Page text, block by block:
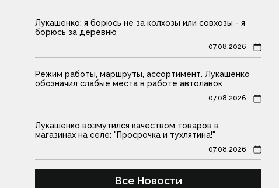
Лукашенко: я борюсь не за колхозы или совхозы - я
борюсь за деревню
07.08.2026
Режим работы, маршруты, ассортимент. Лукашенко
обозначил слабые места в работе автолавок
07.08.2026
Лукашенко возмутился качеством товаров в
магазинах на селе: "Просрочка и тухлятина!"
07.08.2026
Все Новости